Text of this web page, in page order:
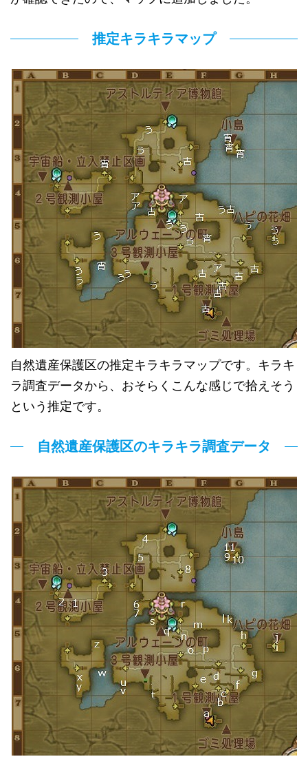
推定キラキラマップ
自然遺産保護区の推定キラキラマップです。キラキ
ラ調査データから、おそらくこんな感じで拾えそう
という推定です。
自然遺産保護区のキラキラ調査データ